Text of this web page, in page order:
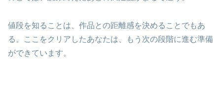
値段を知ることは、作品との距離感を決めることでもあ
る。ここをクリアしたあなたは、もう次の段階に進む準備
ができています。